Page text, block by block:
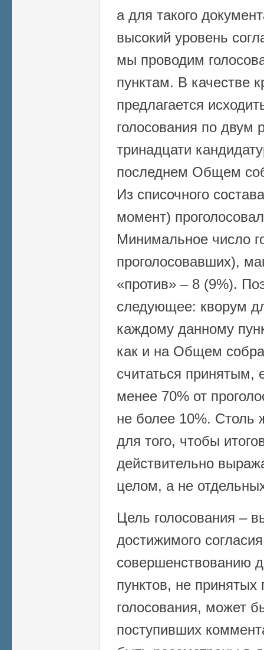
а для такого
высокий уровень
мы проводим
пунктам. В качестве
предлагается
голосования по двум
тринадцати
последнем Общем
Из списочного
момент)
Минимальное число
проголосовавших),
«против» – 8 (9%).
следующее: кворум
каждому данному
как и на Общем
считаться принятым,
менее 70% от
не более 10%. Столь
для того, чтобы
действительно
целом, а не
Цель голосования –
достижимого
совершенствованию
пунктов, не принятых
голосования, может
поступивших